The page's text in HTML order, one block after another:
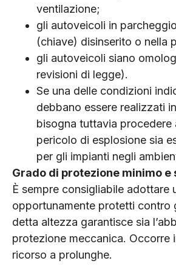
ventilazione;
gli autoveicoli in
(chiave) disinserito o nella
gli autoveicoli siano
revisioni di legge).
Se una delle condizioni
debbano essere realizzati
bisogna tuttavia
pericolo di esplosione sia
per gli impianti negli
Grado di protezione minimo
È sempre consigliabile
opportunamente protetti contro
detta altezza garantisce sia
protezione meccanica. Occorre
ricorso a prolunghe.